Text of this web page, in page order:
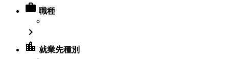
 職種

location_city 就業先種別